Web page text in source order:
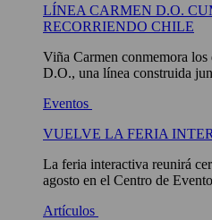
LÍNEA CARMEN D.O.
RECORRIENDO CHILE
Viña Carmen conmemora los
D.O., una línea construida
Eventos
VUELVE LA FERIA
La feria interactiva reunirá
agosto en el Centro de
Artículos